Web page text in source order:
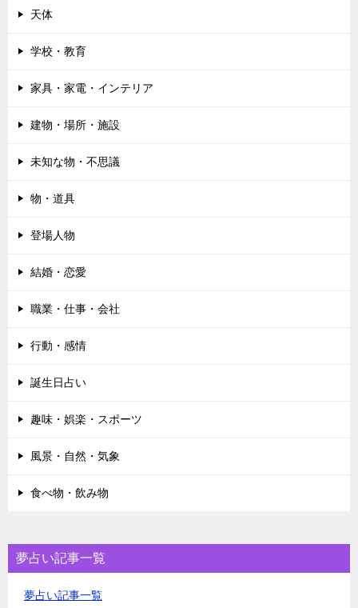
天体
学校・教育
家具・家電・インテリア
建物・場所・施設
未知な物・不思議
物・道具
登場人物
結婚・恋愛
職業・仕事・会社
行動・感情
誕生日占い
趣味・娯楽・スポーツ
風景・自然・気象
食べ物・飲み物
夢占い記事一覧
夢占い記事一覧